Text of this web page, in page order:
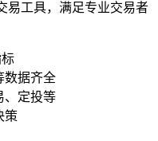
易工具，满足专业交易者
数据齐全
、定投等
策